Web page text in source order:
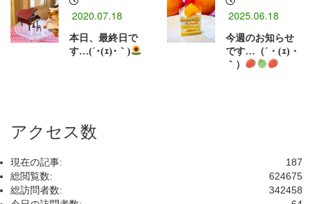
2020.07.18
本日、最終日で
す…(´･(ｪ)･｀)
2025.06.18
今週のお知らせ
です…（´・(ｪ)・
｀）
アクセス数
187
現在の記事:
624675
総閲覧数:
342458
総訪問者数: